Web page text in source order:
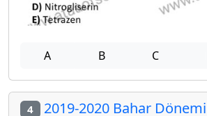
A B C
4 2019-2020 Bahar Dönemi